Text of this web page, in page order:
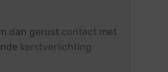
dan gerust contact met
kerstverlichting